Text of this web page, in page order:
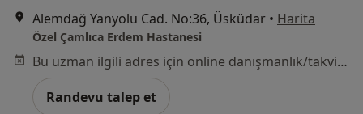
Alemdağ Yanyolu Cad. No:36, Üsküdar • Harita
Özel Çamlıca Erdem Hastanesi
Bu uzman ilgili adres için online danışmanlık/takvim sunmuyor.
Randevu talep et